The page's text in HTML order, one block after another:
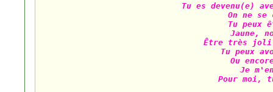
Tu es devenu(e)
On ne se
Tu peux
Jaune,
Être très
Tu peux
Ou
Je
Pour moi,